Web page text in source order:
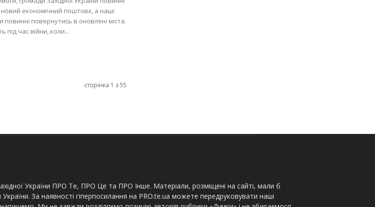
економічний поштовх, а наші
повинні повернутись в оновлені міста.
під час війни, коли...
сторінка 1 з 55
України ПРО Те, ПРО Це та ПРО Інше. Матеріали, розміщені на сайті, мали б
За наявності гіперпосилання на PRO.te.ua можете передруковувати наші